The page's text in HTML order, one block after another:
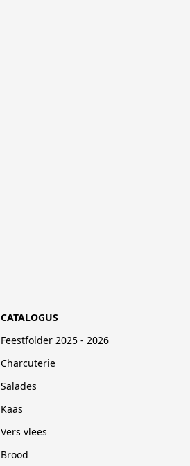
CATALOGUS
Feestfolder 2025 - 2026
Charcuterie
Salades
Kaas
Vers vlees
Brood